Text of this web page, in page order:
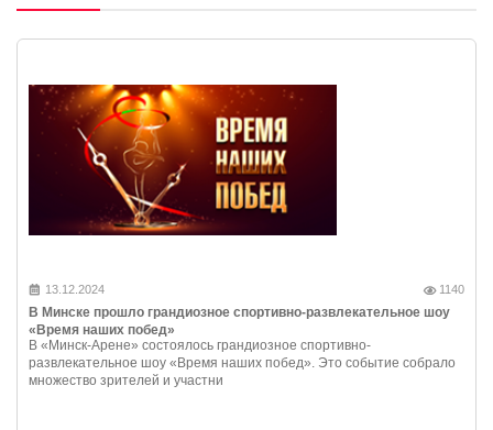
13.12.2024 1140
В Минске прошло грандиозное спортивно-развлекательное шоу
«Время наших побед»
В «Минск-Арене» состоялось грандиозное спортивно-
развлекательное шоу «Время наших побед». Это событие собрало
множество зрителей и участни